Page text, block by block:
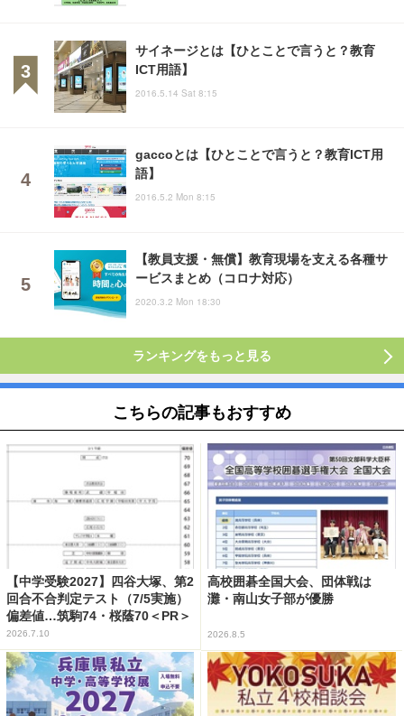
サイネージとは【ひとことで言うと？教育
ICT用語】
2016.5.14 Sat 8:15
gaccoとは【ひとことで言うと？教育ICT用
語】
2016.5.2 Mon 8:15
【教員支援・無償】教育現場を支える各種サ
ービスまとめ（コロナ対応）
2020.3.2 Mon 18:30
ランキングをもっと見る
こちらの記事もおすすめ
【中学受験2027】四谷大塚、第2
回合不合判定テスト（7/5実施）
偏差値…筑駒74・桜蔭70＜PR＞
2026.7.10
高校囲碁全国大会、団体戦は
灘・南山女子部が優勝
2026.8.5